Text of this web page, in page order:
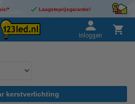
Laagsteprijsgarantie!
Inloggen
kerstverlichting